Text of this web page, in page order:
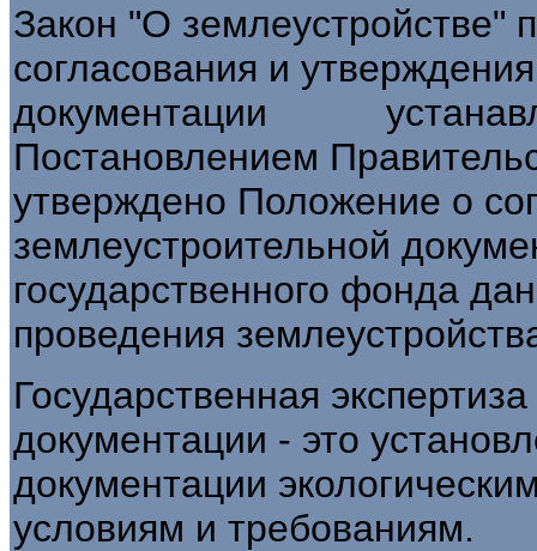
Закон "О землеустройстве"
согласования и
документации
Постановлением
утверждено Положение о
землеустроительной
государственного фонда
проведения
Государственная
документации - это
документации
условиям и требованиям.